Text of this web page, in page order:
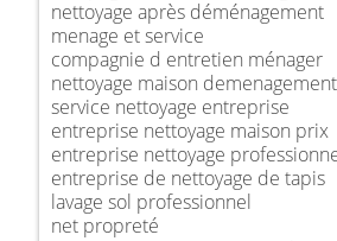
nettoyage après déménagement
menage et service
compagnie d entretien ménager
nettoyage maison demenagement
service nettoyage entreprise
entreprise nettoyage maison prix
entreprise nettoyage
entreprise de nettoyage de tapis
lavage sol professionnel
net propreté